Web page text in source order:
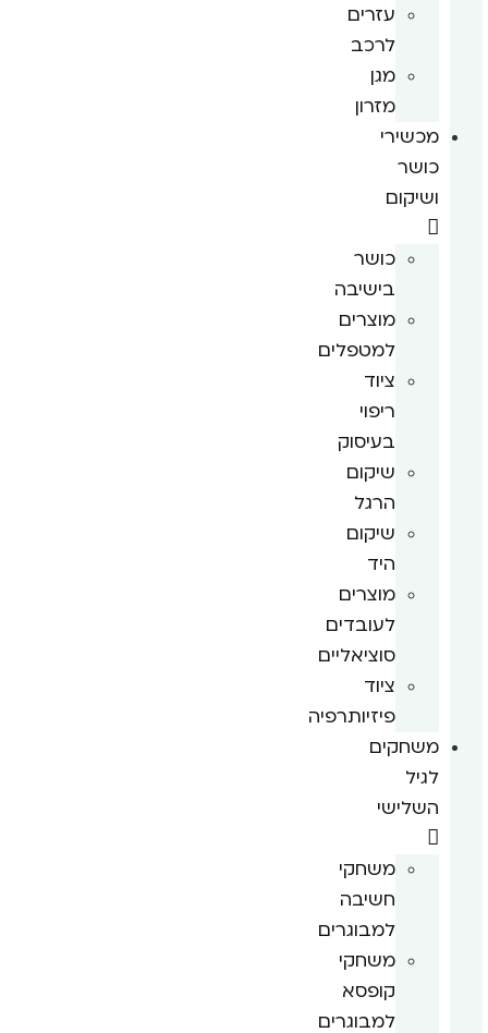
עזרים
לרכב
מגן
מזרון
מכשירי
כושר
ושיקום
כושר
בישיבה
מוצרים
למטפלים
ציוד
ריפוי
בעיסוק
שיקום
הרגל
שיקום
היד
מוצרים
לעובדים
סוציאליים
ציוד
פיזיותרפיה
משחקים
לגיל
השלישי
משחקי
חשיבה
למבוגרים
משחקי
קופסא
למבוגרים